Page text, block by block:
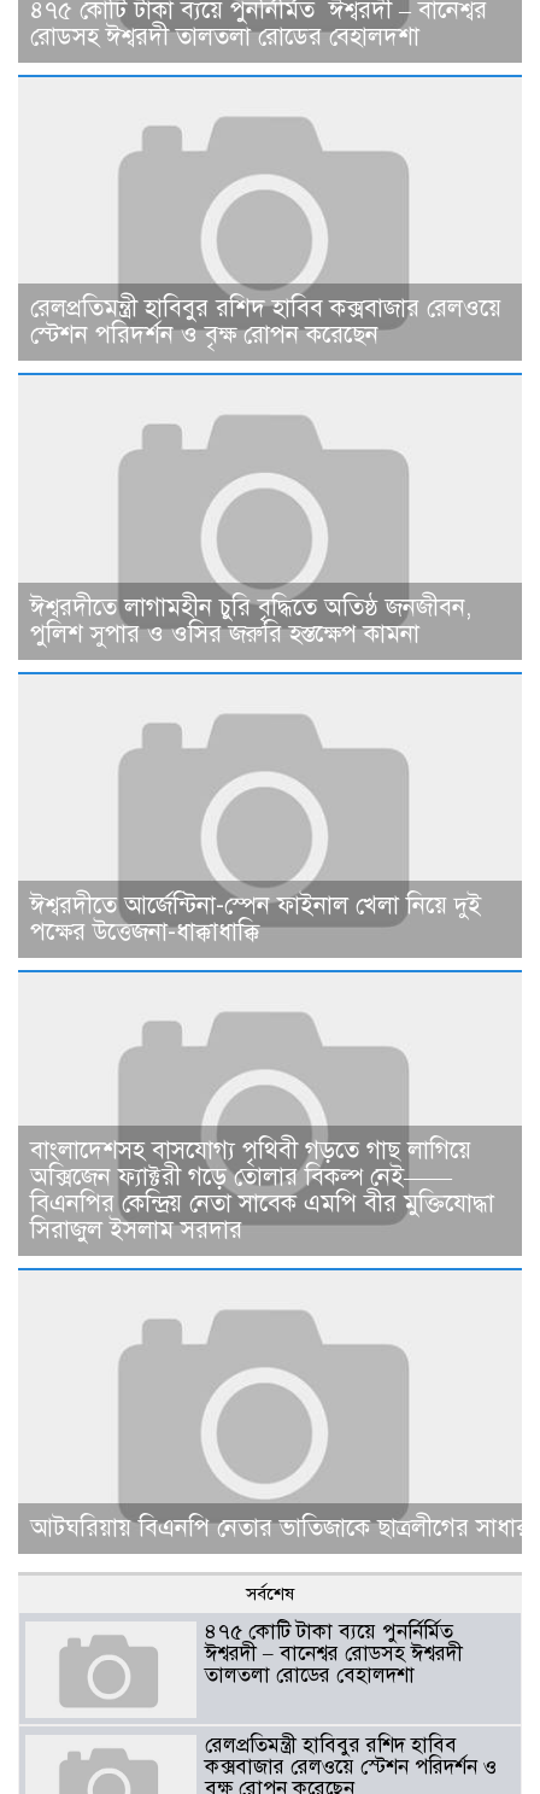
৪৭৫ কোটি টাকা ব্যয়ে পুনর্নির্মিত ঈশ্বরদী – বানেশ্বর
রোডসহ ঈশ্বরদী তালতলা রোডের বেহালদশা
রেলপ্রতিমন্ত্রী হাবিবুর রশিদ হাবিব কক্সবাজার রেলওয়ে
স্টেশন পরিদর্শন ও বৃক্ষ রোপন করেছেন
ঈশ্বরদীতে লাগামহীন চুরি বৃদ্ধিতে অতিষ্ঠ জনজীবন,
পুলিশ সুপার ও ওসির জরুরি হস্তক্ষেপ কামনা ​
ঈশ্বরদীতে আর্জেন্টিনা-স্পেন ফাইনাল খেলা নিয়ে দুই
পক্ষের উত্তেজনা-ধাক্কাধাক্কি
বাংলাদেশসহ বাসযোগ্য পৃথিবী গড়তে গাছ লাগিয়ে
অক্সিজেন ফ্যাক্টরী গড়ে তোলার বিকল্প নেই——
বিএনপির কেন্দ্রিয় নেতা সাবেক এমপি বীর মুক্তিযোদ্ধা
সিরাজুল ইসলাম সরদার
আটঘরিয়ায় বিএনপি নেতার ভাতিজাকে ছাত্রলীগের
সর্বশেষ
৪৭৫ কোটি টাকা ব্যয়ে পুনর্নির্মিত
ঈশ্বরদী – বানেশ্বর রোডসহ ঈশ্বরদী
তালতলা রোডের বেহালদশা
রেলপ্রতিমন্ত্রী হাবিবুর রশিদ হাবিব
কক্সবাজার রেলওয়ে স্টেশন পরিদর্শন ও
বৃক্ষ রোপন করেছেন